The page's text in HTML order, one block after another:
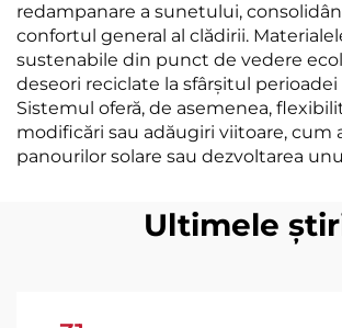
redampanare a sunetului,
confortul general al clădirii.
sustenabile din punct de vedere
deseori reciclate la sfârșitul perioadei
Sistemul oferă, de asemenea,
modificări sau adăugiri viitoare, cum
panourilor solare sau dezvoltarea
Ultimele